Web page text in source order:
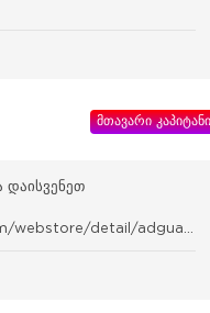
მთავარი კაპიტანი
დაისვენეთ
webstore/detail/adguard-